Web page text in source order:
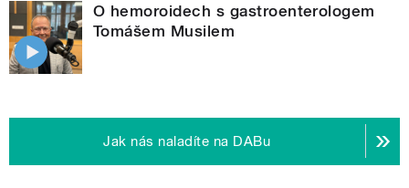
O hemoroidech s gastroenterologem
Tomášem Musilem
Jak nás naladíte na DABu